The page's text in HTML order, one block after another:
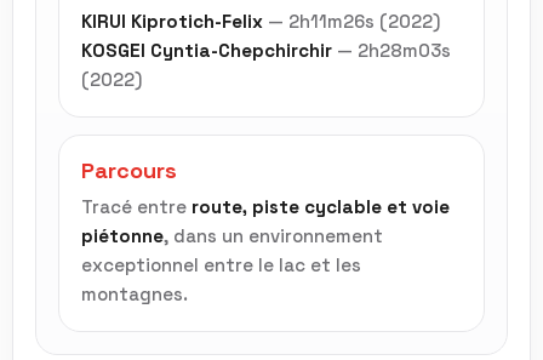
KIRUI Kiprotich-Felix — 2h11m26s (2022)
KOSGEI Cyntia-Chepchirchir — 2h28m03s
(2022)
Parcours
Tracé entre route, piste cyclable et voie
piétonne, dans un environnement
exceptionnel entre le lac et les
montagnes.